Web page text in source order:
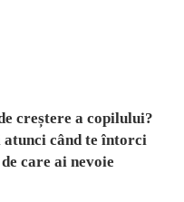
creștere a copilului?
atunci când te întorci
care ai nevoie